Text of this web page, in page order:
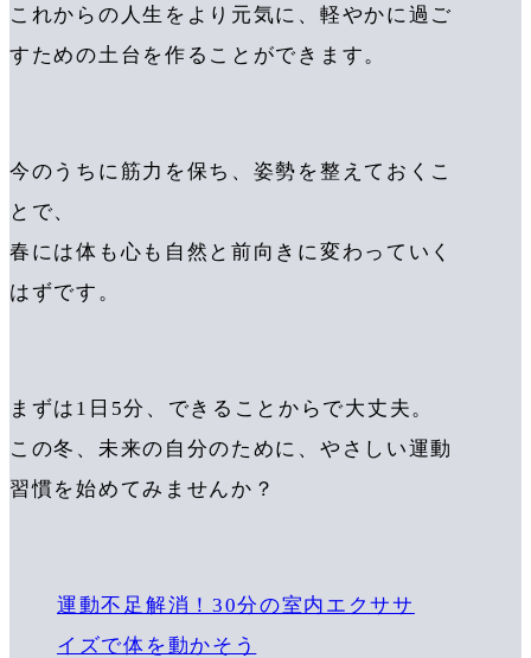
これからの人生をより元気に、軽やかに過ご
すための土台を作ることができます。
今のうちに筋力を保ち、姿勢を整えておくこ
とで、
春には体も心も自然と前向きに変わっていく
はずです。
まずは1日5分、できることからで大丈夫。
この冬、未来の自分のために、やさしい運動
習慣を始めてみませんか？
運動不足解消！30分の室内エクササ
イズで体を動かそう